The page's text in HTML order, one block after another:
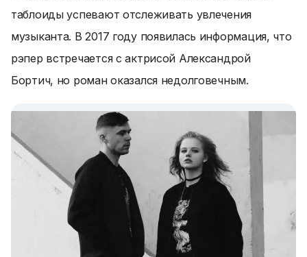
таблоиды успевают отслеживать увлечения
музыканта. В 2017 году появилась информация, что
рэпер встречается с актрисой Александрой
Бортич, но роман оказался недолговечным.